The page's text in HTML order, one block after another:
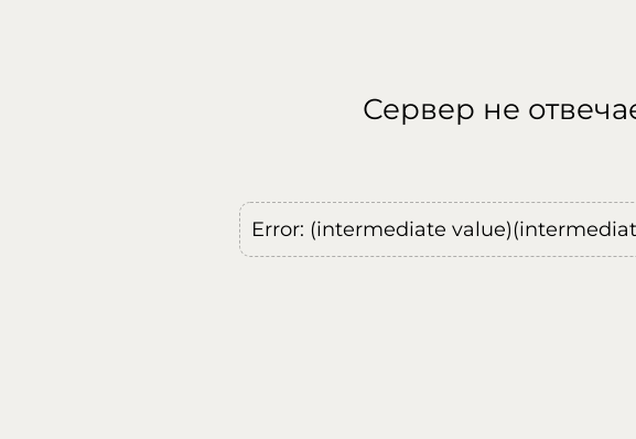
Сервер не
Error: (intermediate